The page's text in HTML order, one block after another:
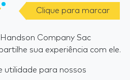
Clique para marcar
Company Sac
sua experiência com ele.
utilidade para nossos